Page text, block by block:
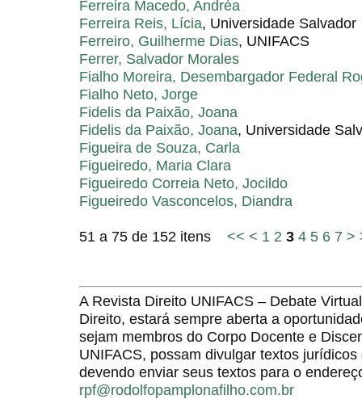
Ferreira Macedo, Andréa
Ferreira Reis, Lícia, Universidade Salvador
Ferreiro, Guilherme Dias, UNIFACS
Ferrer, Salvador Morales
Fialho Moreira, Desembargador Federal
Fialho Neto, Jorge
Fidelis da Paixão, Joana
Fidelis da Paixão, Joana, Universidade
Figueira de Souza, Carla
Figueiredo, Maria Clara
Figueiredo Correia Neto, Jocildo
Figueiredo Vasconcelos, Diandra
51 a 75 de 152 itens << < 1 2 3 4 5 6 7 >
A Revista Direito UNIFACS – Debate
Direito, estará sempre aberta a
sejam membros do Corpo Docente e
UNIFACS, possam divulgar textos
devendo enviar seus textos para o
rpf@rodolfopamplonafilho.com.br